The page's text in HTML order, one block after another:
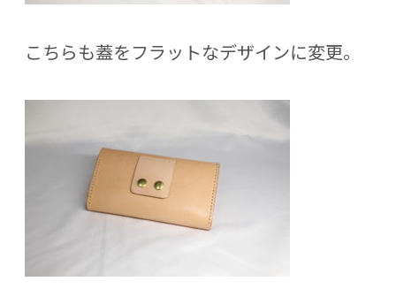
こちらも蓋をフラットなデザインに変更。